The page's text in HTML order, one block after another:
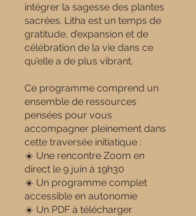
intégrer la sagesse des plantes
sacrées. Litha est un temps de
gratitude, d’expansion et de
célébration de la vie dans ce
qu’elle a de plus vibrant.
Ce programme comprend un
ensemble de ressources
pensées pour vous
accompagner pleinement dans
cette traversée initiatique :
☀️ Une rencontre Zoom en
direct le 9 juin à 19h30
☀️ Un programme complet
accessible en autonomie
☀️ Un PDF à télécharger